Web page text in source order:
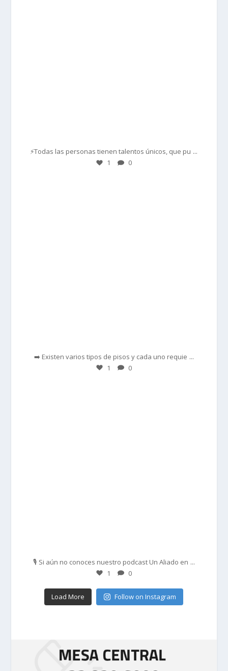
⚡Todas las personas tienen talentos únicos, que pu ...
1 0
➡️ Existen varios tipos de pisos y cada uno requie ...
1 0
🎙️ Si aún no conoces nuestro podcast Un Aliado en ...
1 0
Load More Follow on Instagram